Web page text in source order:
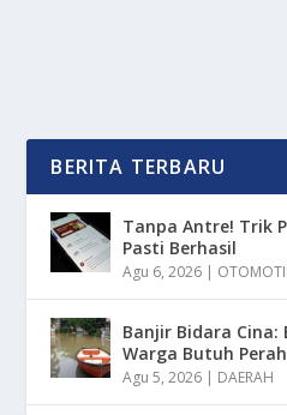
BERITA TERBARU
Tanpa Antre! Trik
Pasti Berhasil
Agu 6, 2026 |
Banjir Bidara
Warga Butuh
Agu 5, 2026 | DAERAH